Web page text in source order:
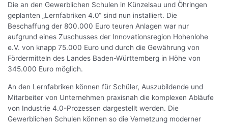
Die an den Gewerblichen Schulen in Künzelsau und Öhringen
geplanten „Lernfabriken 4.0“ sind nun installiert. Die
Beschaffung der 800.000 Euro teuren Anlagen war nur
aufgrund eines Zuschusses der Innovationsregion Hohenlohe
e.V. von knapp 75.000 Euro und durch die Gewährung von
Fördermitteln des Landes Baden-Württemberg in Höhe von
345.000 Euro möglich.
An den Lernfabriken können für Schüler, Auszubildende und
Mitarbeiter von Unternehmen praxisnah die komplexen Abläufe
von Industrie 4.0-Prozessen dargestellt werden. Die
Gewerblichen Schulen können so die Vernetzung moderner